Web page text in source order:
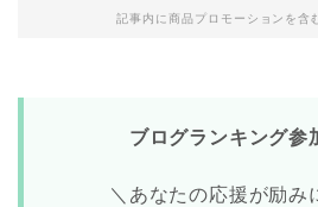
記事内に商品プロモーションを含
ブログランキング参
＼あなたの応援が励み